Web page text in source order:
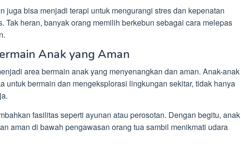
juga bisa menjadi terapi untuk mengurangi stres dan kepenatan
Tak heran, banyak orang memilih berkebun sebagai cara melepas
Anak yang Aman
area bermain anak yang menyenangkan dan aman. Anak-anak
untuk bermain dan mengeksplorasi lingkungan sekitar, tidak hanya
fasilitas seperti ayunan atau perosotan. Dengan begitu, anak
aman di bawah pengawasan orang tua sambil menikmati udara